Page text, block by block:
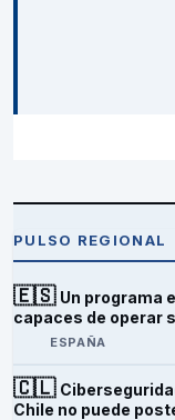
PULSO REGIONAL
🇪🇸 Un programa
capaces de operar
ESPAÑA
🇨🇱
Chile no puede